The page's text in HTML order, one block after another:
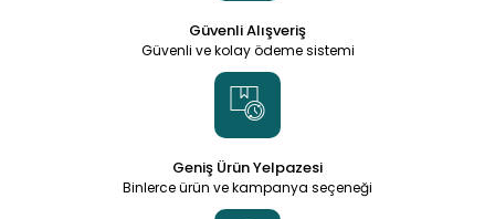
Güvenli Alışveriş
Güvenli ve kolay ödeme sistemi
Geniş Ürün Yelpazesi
Binlerce ürün ve kampanya seçeneği